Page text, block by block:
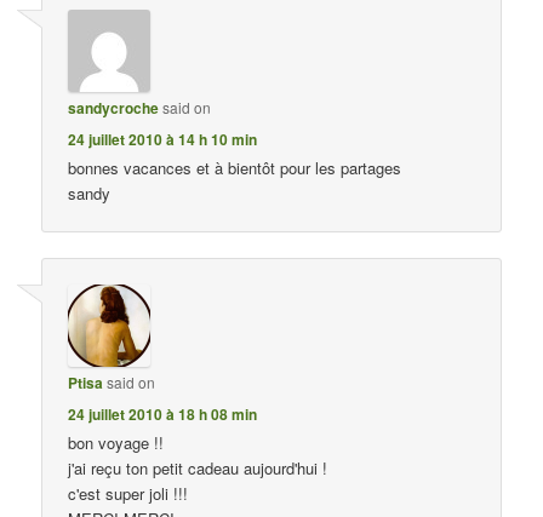
sandycrochesaid on
24 juillet 2010 à 14 h 10 min
bonnes vacances et à bientôt pour les partages
sandy
Ptisasaid on
24 juillet 2010 à 18 h 08 min
bon voyage !!
j'ai reçu ton petit cadeau aujourd'hui !
c'est super joli !!!